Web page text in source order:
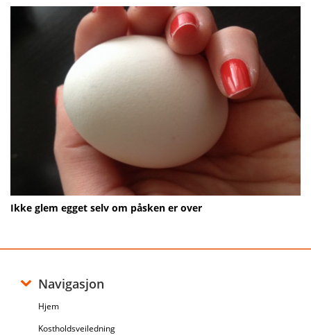
Ikke glem egget selv om påsken er over
Navigasjon
Hjem
Kostholdsveiledning